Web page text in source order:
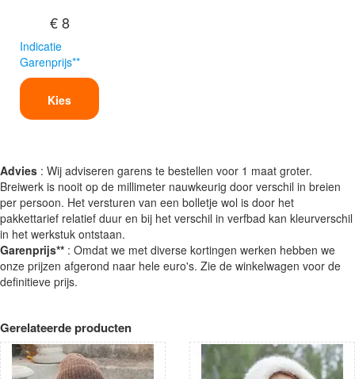
€ 8
Indicatie
Garenprijs**
Kies
Advies : Wij adviseren garens te bestellen voor 1 maat groter.
Breiwerk is nooit op de millimeter nauwkeurig door verschil in breien
per persoon. Het versturen van een bolletje wol is door het
pakkettarief relatief duur en bij het verschil in verfbad kan kleurverschil
in het werkstuk ontstaan.
Garenprijs** : Omdat we met diverse kortingen werken hebben we
onze prijzen afgerond naar hele euro's. Zie de winkelwagen voor de
definitieve prijs.
Gerelateerde producten